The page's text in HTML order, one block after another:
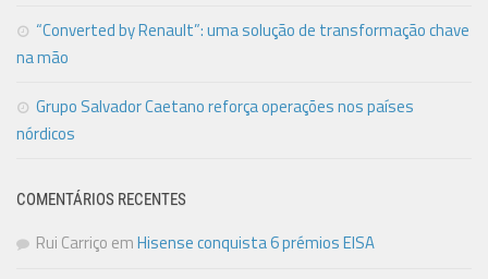
“Converted by Renault”: uma solução de transformação chave
na mão
Grupo Salvador Caetano reforça operações nos países
nórdicos
COMENTÁRIOS RECENTES
Rui Carriço emHisense conquista 6 prémios EISA